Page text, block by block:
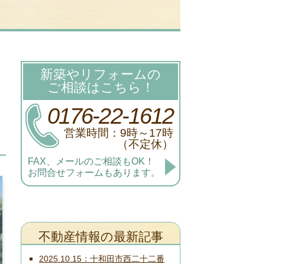
新築やリフォームの
ご相談はこちら！
0176-22-1612
営業時間：9時～17時
（不定休）
FAX、メールのご相談もOK！
お問合せフォームもあります。
不動産情報の最新記事
2025.10.15
十和田市西二十二番